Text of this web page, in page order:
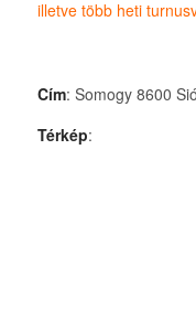
illetve több heti
Cím: Somogy 8600
Térkép: